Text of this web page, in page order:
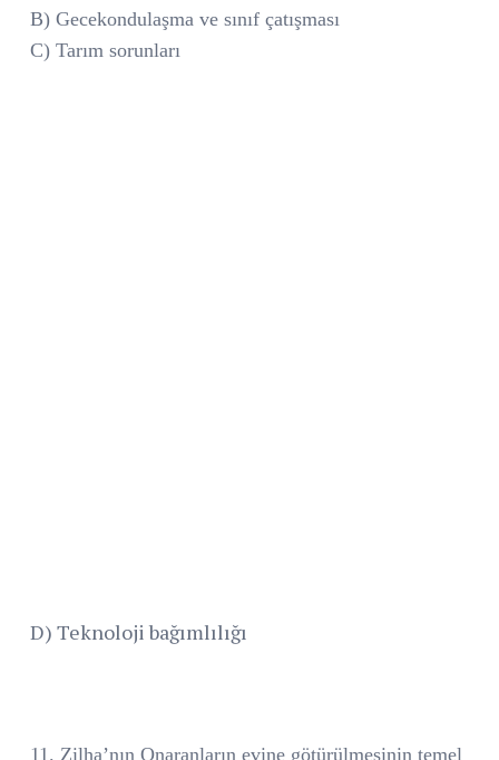
B) Gecekondulaşma ve sınıf çatışması
C) Tarım sorunları
D) Teknoloji bağımlılığı
11. Zilha’nın Onaranların evine götürülmesinin temel